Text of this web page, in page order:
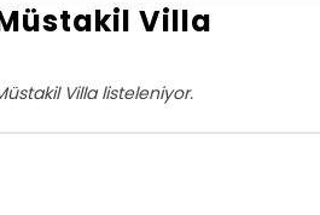
Villa
Villa listeleniyor.